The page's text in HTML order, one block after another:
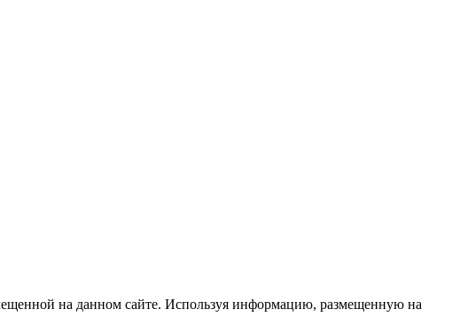
на данном сайте. Используя информацию, размещенную на